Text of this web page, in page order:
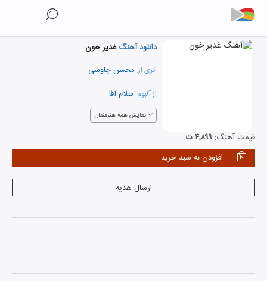
دانلود آهنگغدیر خون
اثری از: محسن چاوشی
از آلبوم: سلام آقا
نمایش همه هنرمندان
قیمت آهنگ: ۴,۸۹۹ ت
افزودن به سبد خرید
ارسال هدیه